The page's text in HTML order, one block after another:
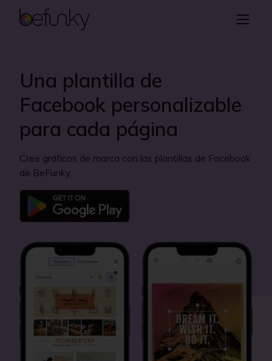
BeFunky
Collage
Diseñador gráfico
Información
Una plantilla de
Facebook personalizable
para cada página
Cree gráficos de marca con las plantillas de Facebook
de BeFunky.